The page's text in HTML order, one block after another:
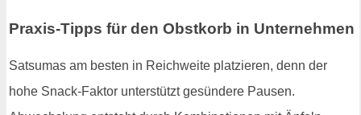
Praxis-Tipps für den Obstkorb in Unternehmen
Satsumas am besten in Reichweite platzieren, denn der
hohe Snack-Faktor unterstützt gesündere Pausen.